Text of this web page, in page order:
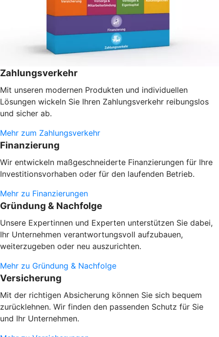
Zahlungsverkehr
Mit unseren modernen Produkten und individuellen
Lösungen wickeln Sie Ihren Zahlungsverkehr reibungslos
und sicher ab.
Mehr zum Zahlungsverkehr
Finanzierung
Wir entwickeln maßgeschneiderte Finanzierungen für Ihre
Investitionsvorhaben oder für den laufenden Betrieb.
Mehr zu Finanzierungen
Gründung & Nachfolge
Unsere Expertinnen und Experten unterstützen Sie dabei,
Ihr Unternehmen verantwortungsvoll aufzubauen,
weiterzugeben oder neu auszurichten.
Mehr zu Gründung & Nachfolge
Versicherung
Mit der richtigen Absicherung können Sie sich bequem
zurücklehnen. Wir finden den passenden Schutz für Sie
und Ihr Unternehmen.